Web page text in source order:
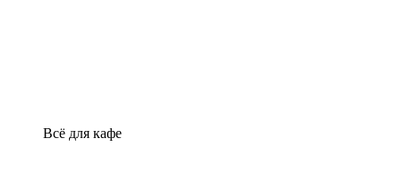
Всё для кафе